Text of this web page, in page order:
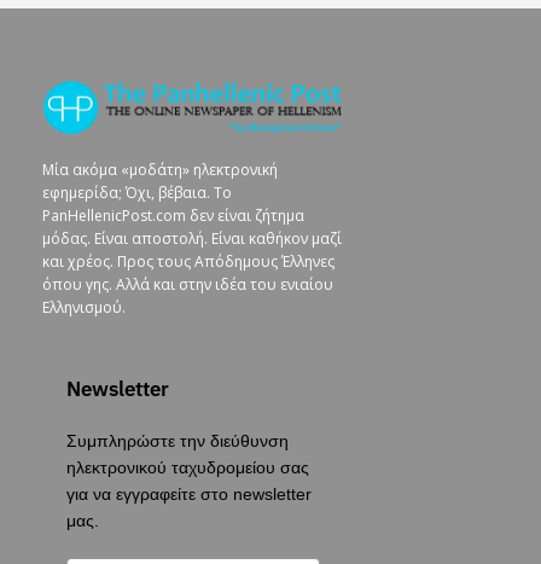
Μία ακόμα «μοδάτη» ηλεκτρονική
εφημερίδα; Όχι, βέβαια. To
PanHellenicPost.com δεν είναι ζήτημα
μόδας. Είναι αποστολή. Είναι καθήκον μαζί
και χρέος. Προς τους Απόδημους Έλληνες
όπου γης. Αλλά και στην ιδέα του ενιαίου
Ελληνισμού.
Newsletter
Συμπληρώστε την διεύθυνση
ηλεκτρονικού ταχυδρομείου σας
για να εγγραφείτε στο newsletter
μας.